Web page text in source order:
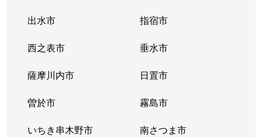
出水市 指宿市
西之表市 垂水市
薩摩川内市 日置市
曽於市 霧島市
いちき串木野市 南さつま市